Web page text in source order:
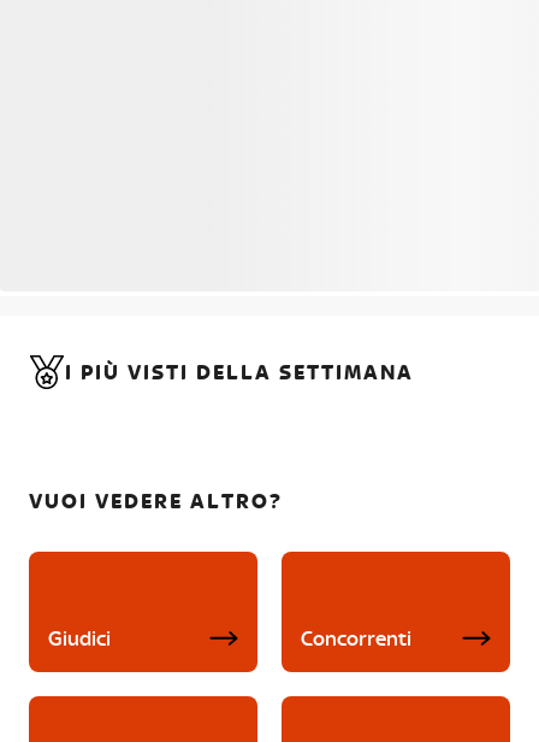
I PIÙ VISTI DELLA SETTIMANA
VUOI VEDERE ALTRO?
Giudici Concorrenti